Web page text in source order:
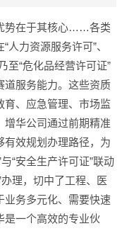
势在于其核心……各类
力资源服务许可”、
至“危化品经营许可证”
道服务能力。这些资质
育、应急管理、市场监
增华公司通过前期精准
有效规划办理路径，为
“安全生产许可证”联动
理，切中了工程、医
业务多元化、需要快速
是一个高效的专业伙